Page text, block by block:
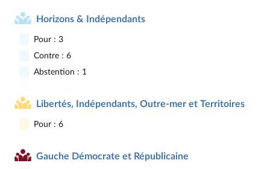
Horizons & Indépendants
Pour : 3
Contre : 6
Abstention : 1
Libertés, Indépendants, Outre-mer et Territoires
Pour : 6
Gauche Démocrate et Républicaine